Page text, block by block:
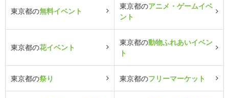
東京都の無料イベント
東京都のアニメ・ゲームイベ
ント
東京都の花イベント
東京都の動物ふれあいイベン
ト
東京都の祭り 東京都のフリーマーケット